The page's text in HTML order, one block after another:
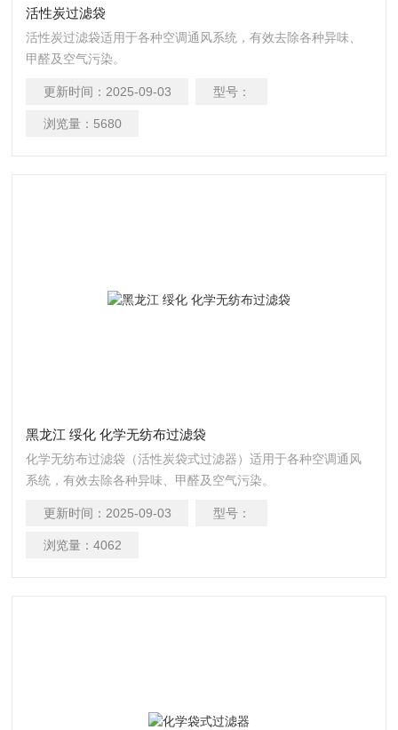
活性炭过滤袋
活性炭过滤袋适用于各种空调通风系统，有效去除各种异味、
甲醛及空气污染。
更新时间： 2025-09-03 型号：
浏览量： 5680
黑龙江 绥化 化学无纺布过滤袋
化学无纺布过滤袋（活性炭袋式过滤器）适用于各种空调通风
系统，有效去除各种异味、甲醛及空气污染。
更新时间： 2025-09-03 型号：
浏览量： 4062